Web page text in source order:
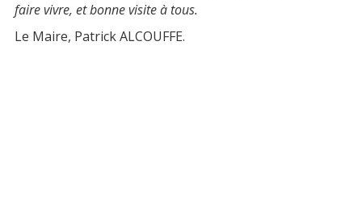
faire vivre, et bonne visite à tous.
Le Maire, Patrick ALCOUFFE.